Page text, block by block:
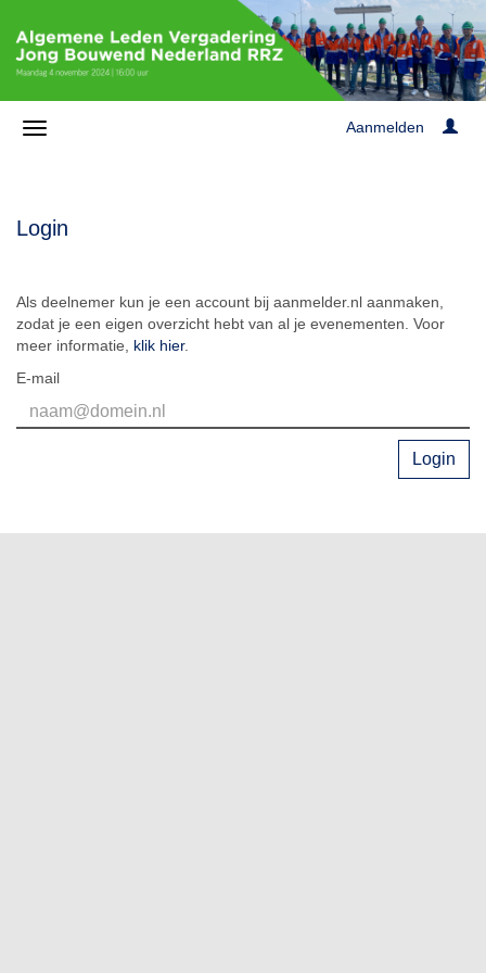
Aanmelden
Login
Als deelnemer kun je een account bij aanmelder.nl aanmaken,
zodat je een eigen overzicht hebt van al je evenementen. Voor
meer informatie, klik hier.
E-mail
Login